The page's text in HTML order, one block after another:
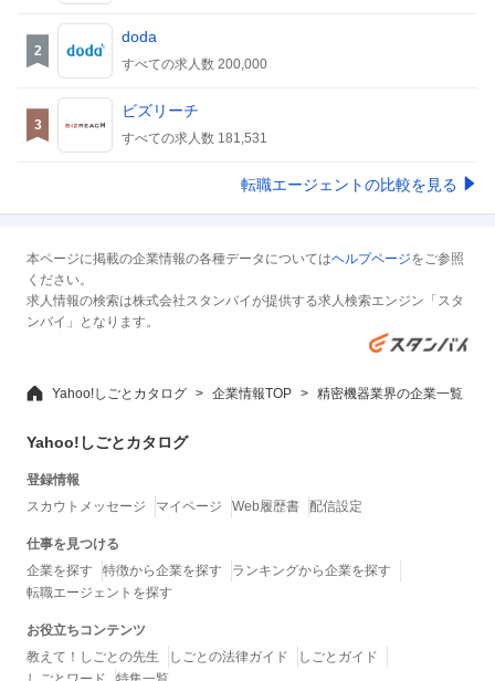
2
doda
すべての求人数 200,000
3
ビズリーチ
すべての求人数 181,531
転職エージェントの比較を見る
本ページに掲載の企業情報の各種データについてはヘルプページをご参照
ください。
求人情報の検索は株式会社スタンバイが提供する求人検索エンジン「スタ
ンバイ」となります。
Yahoo!しごとカタログ 企業情報TOP 精密機器業界の企業一覧
Yahoo!しごとカタログ
登録情報
スカウトメッセージ
マイページ Web履歴書 配信設定
仕事を見つける
企業を探す
特徴から企業を探す
ランキングから企業を探す
転職エージェントを探す
お役立ちコンテンツ
教えて！しごとの先生
しごとの法律ガイド
しごとガイド